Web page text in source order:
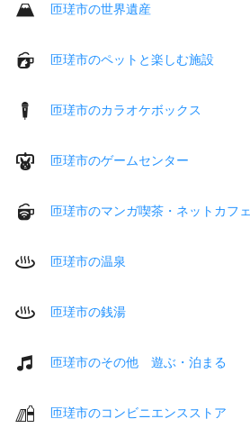
匝瑳市の世界遺産
匝瑳市のペットと楽しむ施設
匝瑳市のカラオケボックス
匝瑳市のゲームセンター
匝瑳市のマンガ喫茶・ネットカフェ
匝瑳市の温泉
匝瑳市の銭湯
匝瑳市のその他 遊ぶ・泊まる
匝瑳市のコンビニエンスストア